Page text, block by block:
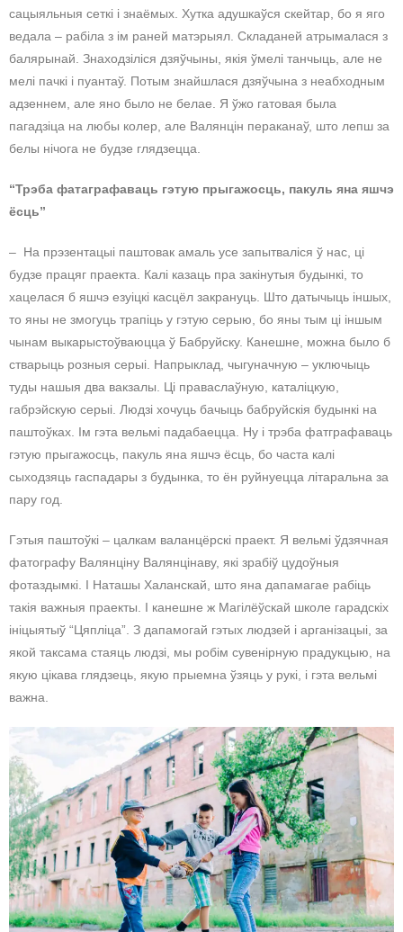
сацыяльныя сеткі і знаёмых. Хутка адушкаўся скейтар, бо я яго
ведала – рабіла з ім раней матэрыял. Складаней атрымалася з
балярынай. Знаходзіліся дзяўчыны, якія ўмелі танчыць, але не
мелі пачкі і пуантаў. Потым знайшлася дзяўчына з неабходным
адзеннем, але яно было не белае. Я ўжо гатовая была
пагадзіца на любы колер, але Валянцін пераканаў, што лепш за
белы нічога не будзе глядзецца.
“Трэба фатаграфаваць гэтую прыгажосць, пакуль яна яшчэ
ёсць”
– На прэзентацыі паштовак амаль усе запытваліся ў нас, ці
будзе працяг праекта. Калі казаць пра закінутыя будынкі, то
хацелася б яшчэ езуіцкі касцёл закрануць. Што датычыць іншых,
то яны не змогуць трапіць у гэтую серыю, бо яны тым ці іншым
чынам выкарыстоўваюцца ў Бабруйску. Канешне, можна было б
стварыць розныя серыі. Напрыклад, чыгуначную – уключыць
туды нашыя два вакзалы. Ці праваслаўную, каталіцкую,
габрэйскую серыі. Людзі хочуць бачыць бабруйскія будынкі на
паштоўках. Ім гэта вельмі падабаецца. Ну і трэба фатграфаваць
гэтую прыгажосць, пакуль яна яшчэ ёсць, бо часта калі
сыходзяць гаспадары з будынка, то ён руйнуецца літаральна за
пару год.
Гэтыя паштоўкі – цалкам валанцёрскі праект. Я вельмі ўдзячная
фатографу Валянціну Валянцінаву, які зрабіў цудоўныя
фотаздымкі. І Наташы Халанскай, што яна дапамагае рабіць
такія важныя праекты. І канешне ж Магілёўскай школе гарадскіх
ініцыятыў “Цяпліца”. З дапамогай гэтых людзей і арганізацыі, за
якой таксама стаяць людзі, мы робім сувенірную прадукцыю, на
якую цікава глядзець, якую прыемна ўзяць у рукі, і гэта вельмі
важна.